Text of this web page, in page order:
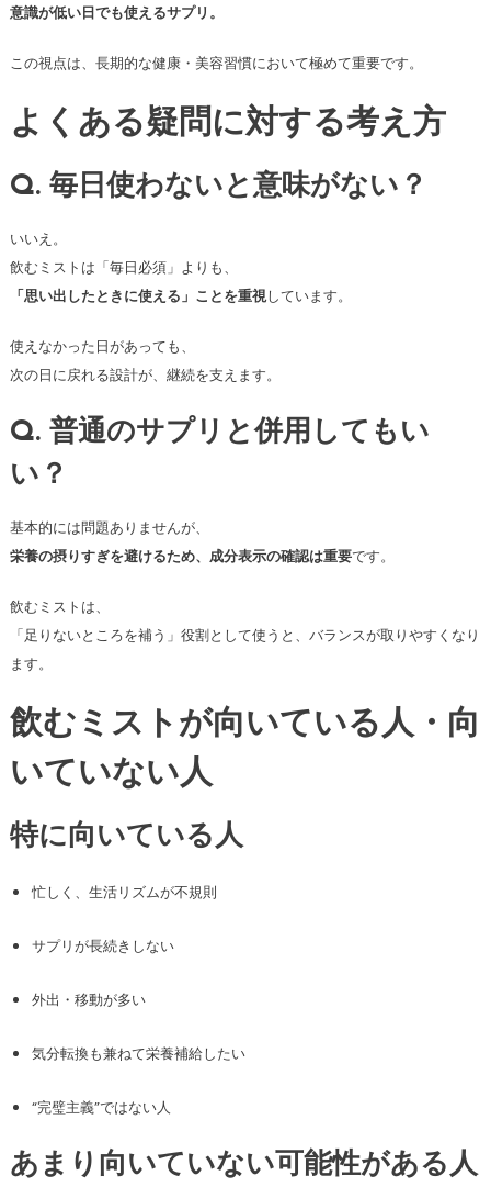
意識が低い日でも使えるサプリ。
この視点は、長期的な健康・美容習慣において極めて重要です。
よくある疑問に対する考え方
Q. 毎日使わないと意味がない？
いいえ。
飲むミストは「毎日必須」よりも、
「思い出したときに使える」ことを重視しています。
使えなかった日があっても、
次の日に戻れる設計が、継続を支えます。
Q. 普通のサプリと併用してもい
い？
基本的には問題ありませんが、
栄養の摂りすぎを避けるため、成分表示の確認は重要です。
飲むミストは、
「足りないところを補う」役割として使うと、バランスが取りやすくなり
ます。
飲むミストが向いている人・向
いていない人
特に向いている人
忙しく、生活リズムが不規則
サプリが長続きしない
外出・移動が多い
気分転換も兼ねて栄養補給したい
“完璧主義”ではない人
あまり向いていない可能性がある人